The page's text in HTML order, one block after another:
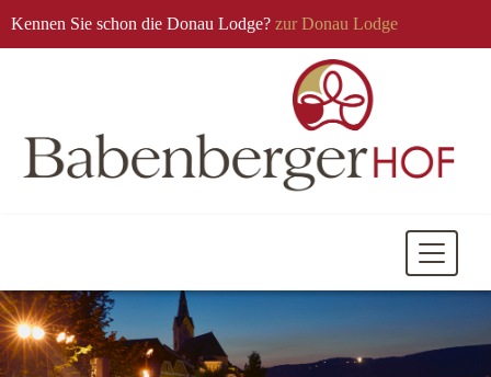
Kennen Sie schon die Donau Lodge? zur Donau Lodge
Mobile